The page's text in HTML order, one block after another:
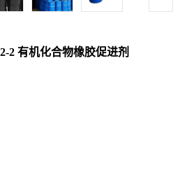
2 有机化合物橡胶促进剂